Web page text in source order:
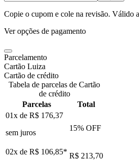
Copie o cupom e cole na revisão. Válido
Ver opções de pagamento
Parcelamento
Cartão Luiza
Cartão de crédito
Tabela de parcelas de Cartão
de crédito
Parcelas
Total
01x de R$ 176,37
sem juros
15% OFF
02x de R$ 106,85* R$ 213,70